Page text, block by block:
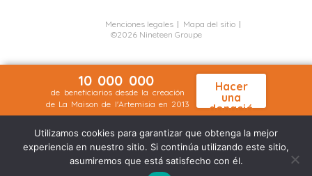
Menciones legales
Mapa del sitio
©2026 Nineteen Groupe
10 000 000
de beneficiarios desde la creación
de La Maison de l'Artemisia en 2013
Hacer
una
donació
n
Utilizamos cookies para garantizar que obtenga la mejor
experiencia en nuestro sitio. Si continúa utilizando este sitio,
asumiremos que está satisfecho con él.